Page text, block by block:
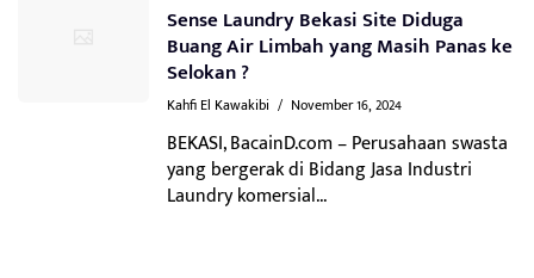
Sense Laundry Bekasi Site Diduga
Buang Air Limbah yang Masih Panas ke
Selokan ?
Kahfi El Kawakibi / November 16, 2024
BEKASI, BacainD.com – Perusahaan swasta
yang bergerak di Bidang Jasa Industri
Laundry komersial...